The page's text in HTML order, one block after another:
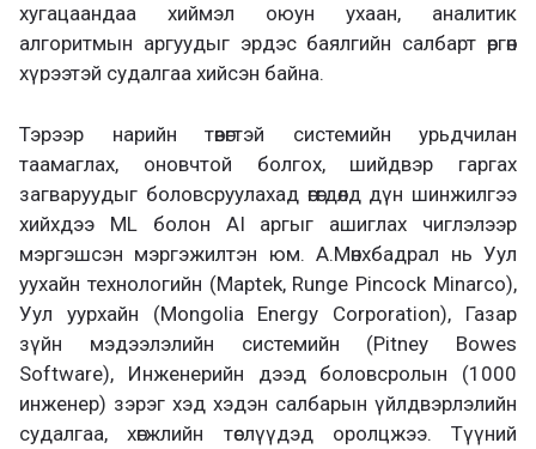
хугацаандаа хиймэл оюун ухаан, аналитик
алгоритмын аргуудыг эрдэс баялгийн салбарт өргөн
хүрээтэй судалгаа хийсэн байна.
Тэрээр нарийн төвөгтэй системийн урьдчилан
таамаглах, оновчтой болгох, шийдвэр гаргах
загваруудыг боловсруулахад өгөгдөлд дүн шинжилгээ
хийхдээ ML болон AI аргыг ашиглах чиглэлээр
мэргэшсэн мэргэжилтэн юм. А.Мөнхбадрал нь Уул
уухайн технологийн (Maptek, Runge Pincock Minarco),
Уул уурхайн (Mongolia Energy Corporation), Газар
зүйн мэдээлэлийн системийн (Pitney Bowes
Software), Инженерийн дээд боловсролын (1000
инженер) зэрэг хэд хэдэн салбарын үйлдвэрлэлийн
судалгаа, хөгжлийн төслүүдэд оролцжээ. Түүний